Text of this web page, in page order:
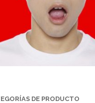
DE PRODUCTO